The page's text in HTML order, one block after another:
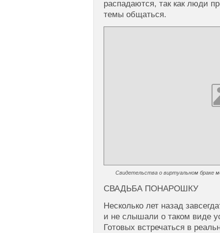
распадаются, так как люди
темы общаться.
Свидетельства о виртуальном браке
СВАДЬБА ПОНАРОШКУ
Несколько лет назад
и не слышали о таком виде
Готовых встречаться в